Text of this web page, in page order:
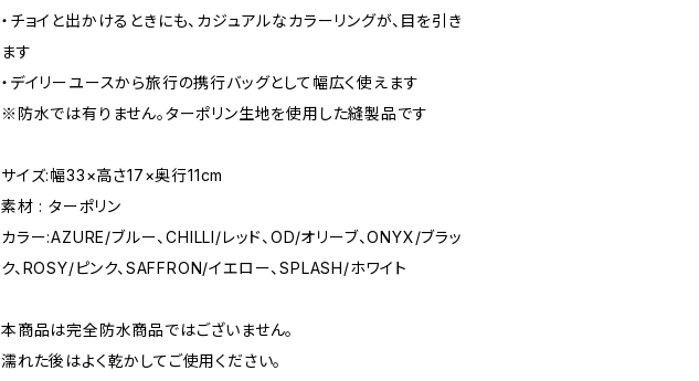
・チョイと出かけるときにも、カジュアルなカラーリングが、目を引き
ます
・デイリーユースから旅行の携行バッグとして幅広く使えます
※防水では有りません。ターポリン生地を使用した縫製品です
サイズ:幅33×高さ17×奥行11cm
素材 : ターポリン
カラー:AZURE/ブルー、CHILLI/レッド、OD/オリーブ、ONYX/ブラッ
ク、ROSY/ピンク、SAFFRON/イエロー、SPLASH/ホワイト
本商品は完全防水商品ではございません。
濡れた後はよく乾かしてご使用ください。